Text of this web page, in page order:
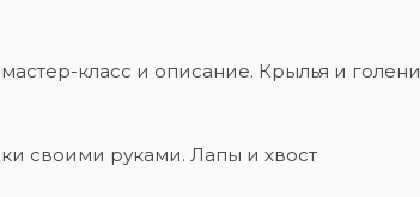
класс и описание. Крылья и голени
своими руками. Лапы и хвост